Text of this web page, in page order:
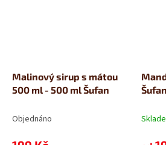
Malinový sirup s mátou
500 ml - 500 ml Šufan
Objednáno
Šufan